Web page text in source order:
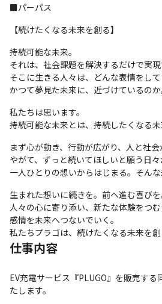
■パーパス
【続けたくなる未来を創る】
持続可能な未来。
それは、社会課題を解決するだけで実現
そこに生きる人々は、どんな表情をして
かつて夢見た未来に、近づけているのか
私たちは思います。
持続可能な未来とは、持続したくなる未
まず心が動き、行動が広がり、人と社会
やがて、ずっと続いてほしいと願う日々
一人ひとりの想いからはじまる。そんな
生まれた想いに続きを。前へ進む喜びを
人々の心に寄り添い、新たな体験をつむ
感情を未来へつないでいく。
私たちプラゴは、続けたくなる未来を創
仕事内容
EV充電サービス『PLUGO』を販売する
たします。